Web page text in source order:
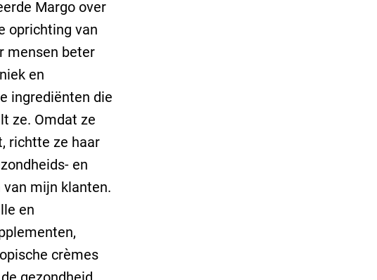
Margo over
oprichting van
mensen beter
en
ingrediënten die
ze. Omdat ze
richtte ze haar
en
mijn klanten.
en
crèmes